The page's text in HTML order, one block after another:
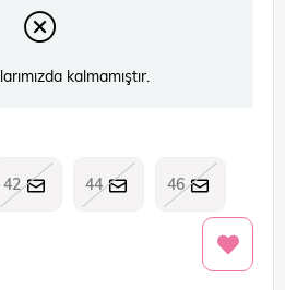
kalmamıştır.
42 44 46